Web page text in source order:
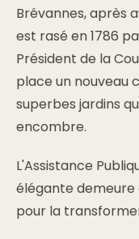
Brévannes, après
est rasé en 1786
Président de la
place un nouveau
superbes jardins
encombre.
L'Assistance
élégante demeure
pour la